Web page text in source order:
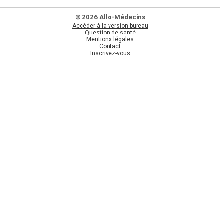
© 2026 Allo-Médecins
Accéder à la version bureau
Question de santé
Mentions légales
Contact
Inscrivez-vous